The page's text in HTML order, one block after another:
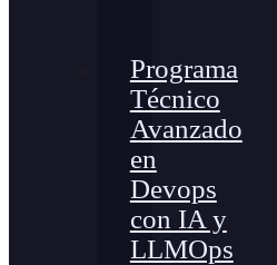
Programa
Técnico
Avanzado
en
Devops
con IA y
LLMOps